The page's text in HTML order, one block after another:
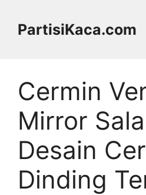
contentPartisiKaca.com
Cermin
Mirror
Desain
Dinding